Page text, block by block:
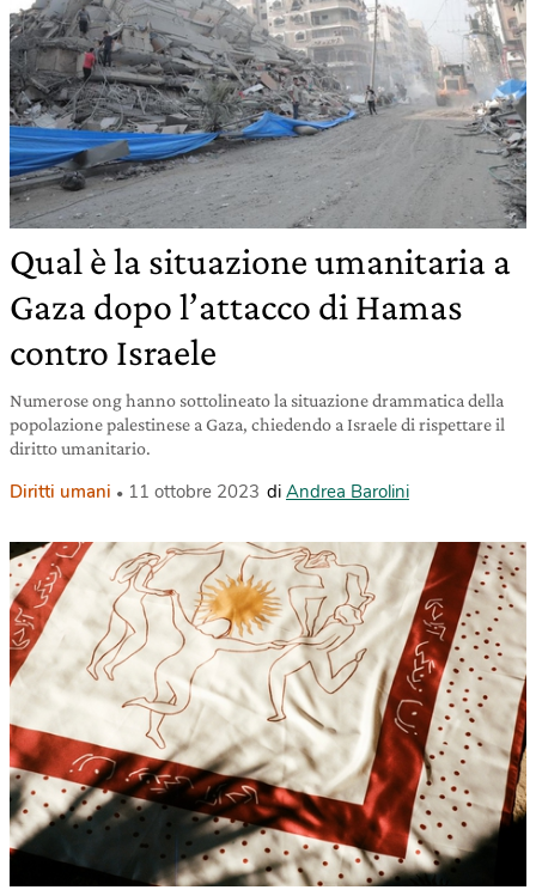
Qual è la situazione umanitaria a
Gaza dopo l’attacco di Hamas
contro Israele
Numerose ong hanno sottolineato la situazione drammatica della
popolazione palestinese a Gaza, chiedendo a Israele di rispettare il
diritto umanitario.
Diritti umani 11 ottobre 2023 di Andrea Barolini